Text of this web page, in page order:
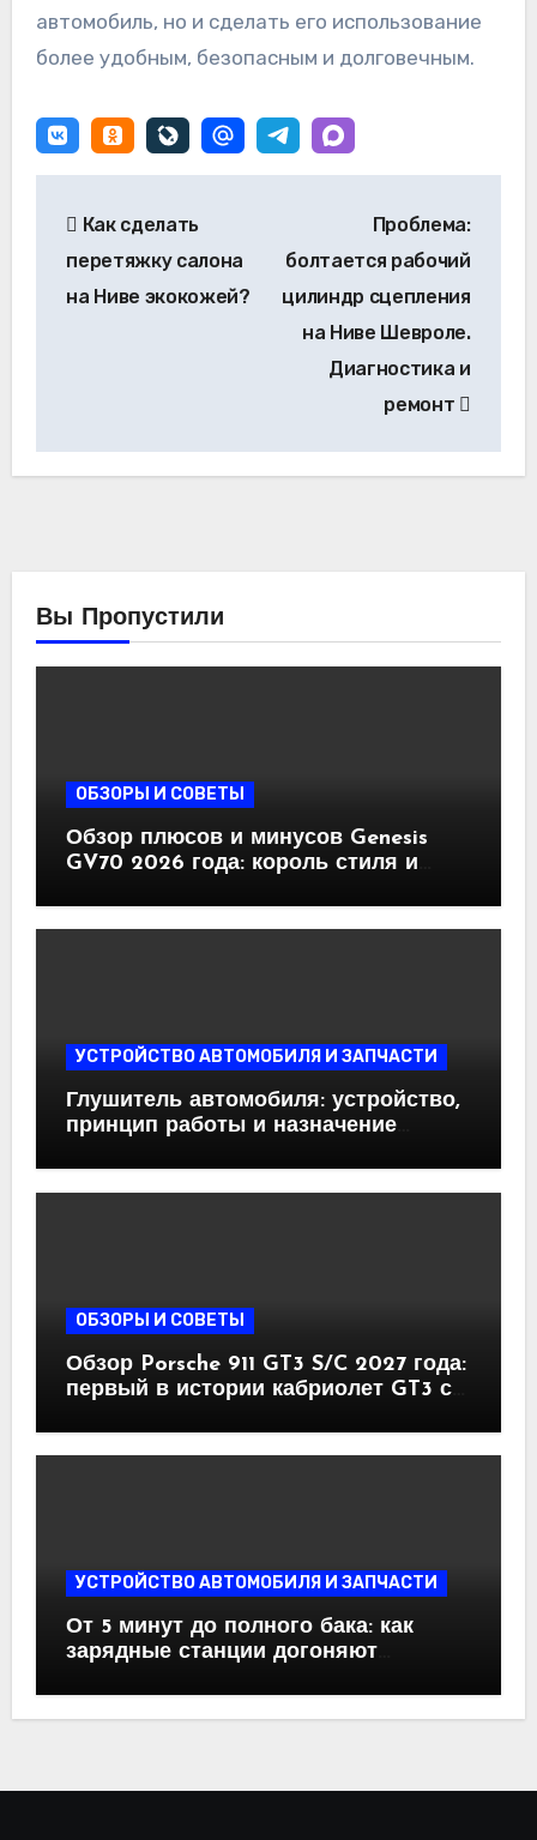
автомобиль, но и сделать его использование
более удобным, безопасным и долговечным.
по
записям
Как сделать
перетяжку салона
на Ниве экокожей?
Проблема:
болтается рабочий
цилиндр сцепления
на Ниве Шевроле.
Диагностика и
ремонт
Вы Пропустили
ОБЗОРЫ И СОВЕТЫ
Обзор плюсов и минусов Genesis
GV70 2026 года: король стиля и
УСТРОЙСТВО АВТОМОБИЛЯ И ЗАПЧАСТИ
Глушитель автомобиля: устройство,
принцип работы и назначение
ОБЗОРЫ И СОВЕТЫ
Обзор Porsche 911 GT3 S/C 2027 года:
первый в истории кабриолет GT3 с
оппозитом
УСТРОЙСТВО АВТОМОБИЛЯ И ЗАПЧАСТИ
От 5 минут до полного бака: как
зарядные станции догоняют